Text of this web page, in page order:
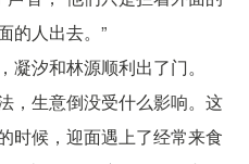
的人出去。”
汐和林源顺利出了门。
，生意倒没受什么影响。这
时候，迎面遇上了经常来食